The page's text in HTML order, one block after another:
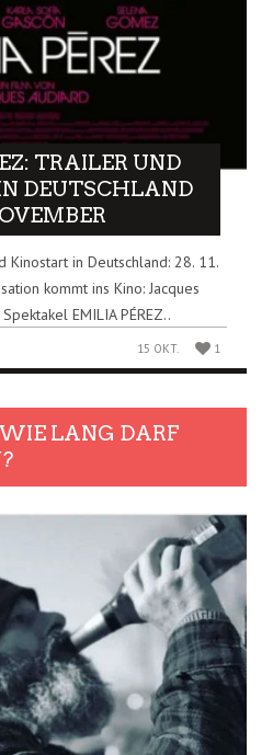
TRAILER UND
DEUTSCHLAND
Kinostart in Deutschland: 28. 11.
kommt ins Kino: Jacques
EMILIA PÉREZ..
15 OKT. 1
LANG DARF